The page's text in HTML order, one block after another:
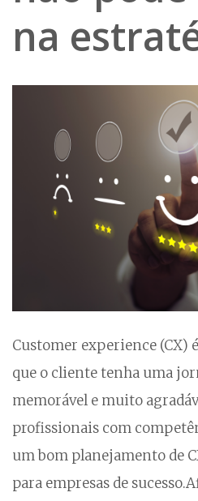
na
Customer experience (CX)
que o cliente tenha uma
memorável e muito
profissionais com
um bom planejamento de
para empresas de sucesso.